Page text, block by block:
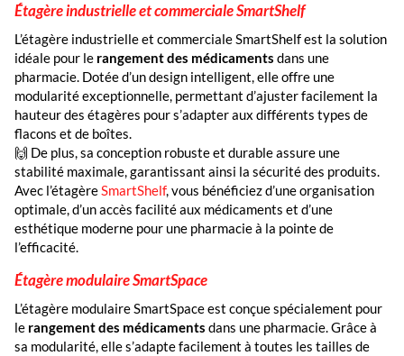
Étagère industrielle et commerciale SmartShelf
L’étagère industrielle et commerciale SmartShelf est la solution
idéale pour le rangement des médicaments dans une
pharmacie. Dotée d’un design intelligent, elle offre une
modularité exceptionnelle, permettant d’ajuster facilement la
hauteur des étagères pour s’adapter aux différents types de
flacons et de boîtes.
🙌 De plus, sa conception robuste et durable assure une
stabilité maximale, garantissant ainsi la sécurité des produits.
Avec l’étagèreSmartShelf, vous bénéficiez d’une organisation
optimale, d’un accès facilité aux médicaments et d’une
esthétique moderne pour une pharmacie à la pointe de
l’efficacité.
Étagère modulaire SmartSpace
L’étagère modulaire SmartSpace est conçue spécialement pour
le rangement des médicaments dans une pharmacie. Grâce à
sa modularité, elle s’adapte facilement à toutes les tailles de